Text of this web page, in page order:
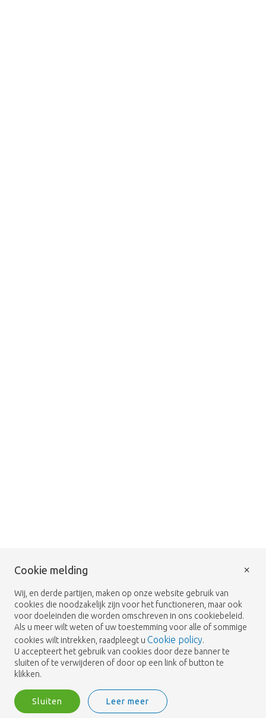
Cookie melding
Wij, en derde partijen, maken op onze website gebruik van
cookies die noodzakelijk zijn voor het functioneren, maar ook
voor doeleinden die worden omschreven in ons cookiebeleid.
Als u meer wilt weten of uw toestemming voor alle of sommige
cookies wilt intrekken, raadpleegt u Cookie policy.
U accepteert het gebruik van cookies door deze banner te
sluiten of te verwijderen of door op een link of button te
klikken.
Sluiten Leer meer
×